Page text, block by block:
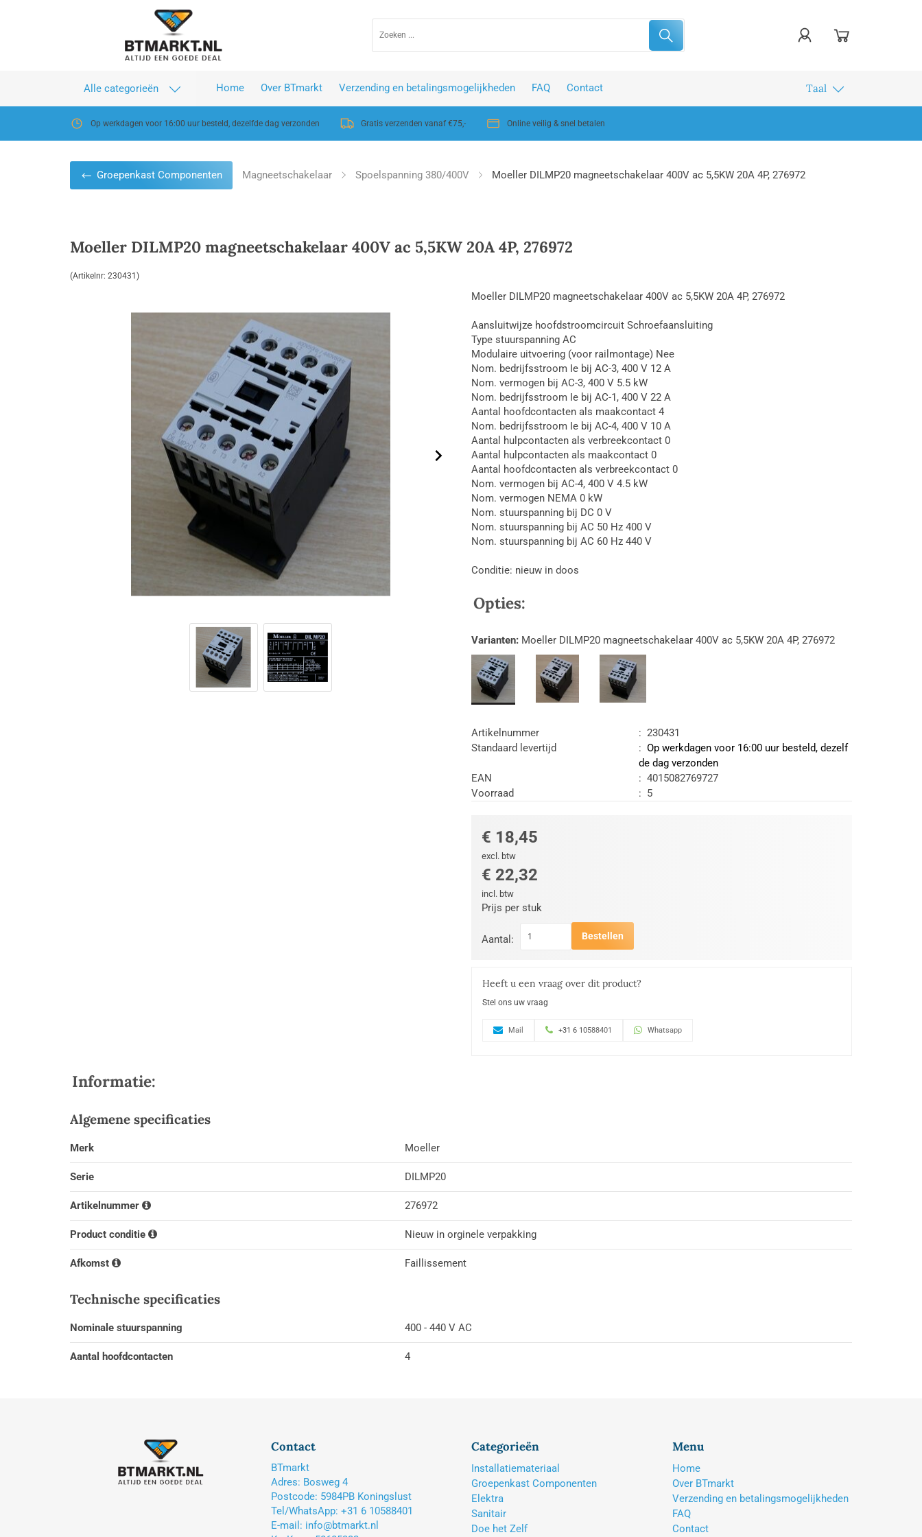
Alle categorieën Home Over BTmarkt Verzending en betalingsmogelijkheden FAQ Contact Taal
Op werkdagen voor 16:00 uur besteld, dezelfde dag verzonden Gratis verzenden vanaf €75,- Online veilig & snel betalen
Groepenkast Componenten Magneetschakelaar Spoelspanning 380/400V Moeller DILMP20 magneetschakelaar 400V ac 5,5KW 20A 4P, 276972
Moeller DILMP20 magneetschakelaar 400V ac 5,5KW 20A 4P, 276972
(Artikelnr: 230431)
Moeller DILMP20 magneetschakelaar 400V ac 5,5KW 20A 4P, 276972
Aansluitwijze hoofdstroomcircuit Schroefaansluiting
Type stuurspanning AC
Modulaire uitvoering (voor railmontage) Nee
Nom. bedrijfsstroom Ie bij AC-3, 400 V 12 A
Nom. vermogen bij AC-3, 400 V 5.5 kW
Nom. bedrijfsstroom Ie bij AC-1, 400 V 22 A
Aantal hoofdcontacten als maakcontact 4
Nom. bedrijfsstroom Ie bij AC-4, 400 V 10 A
Aantal hulpcontacten als verbreekcontact 0
Aantal hulpcontacten als maakcontact 0
Aantal hoofdcontacten als verbreekcontact 0
Nom. vermogen bij AC-4, 400 V 4.5 kW
Nom. vermogen NEMA 0 kW
Nom. stuurspanning bij DC 0 V
Nom. stuurspanning bij AC 50 Hz 400 V
Nom. stuurspanning bij AC 60 Hz 440 V
Conditie: nieuw in doos
Opties:
Varianten: Moeller DILMP20 magneetschakelaar 400V ac 5,5KW 20A 4P, 276972
Artikelnummer : 230431
Standaard levertijd
: Op werkdagen voor 16:00 uur besteld, dezelf
de dag verzonden
EAN
: 4015082769727
Voorraad
: 5
€ 18,45
excl. btw
€ 22,32
incl. btw
Prijs per stuk
Aantal: Bestellen
Heeft u een vraag over dit product?
Stel ons uw vraag
Mail +31 6 10588401 Whatsapp
Informatie:
Algemene specificaties
Merk Moeller
Serie DILMP20
Artikelnummer 276972
Product conditie Nieuw in orginele verpakking
Afkomst Faillissement
Technische specificaties
Nominale stuurspanning 400 - 440 V AC
Aantal hoofdcontacten 4
Categorieën
Installatiemateriaal
Groepenkast Componenten
Elektra
Sanitair
Doe het Zelf
Menu
Home
Over BTmarkt
Verzending en betalingsmogelijkheden
FAQ
Contact
Contact
BTmarkt
Adres: Bosweg 4
Postcode: 5984PB Koningslust
Tel/WhatsApp: +31 6 10588401
E-mail: info@btmarkt.nl